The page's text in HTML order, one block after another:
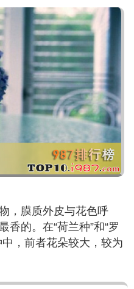
，膜质外皮与花色呼
香的。在“荷兰种”和“罗
，前者花朵较大，较为